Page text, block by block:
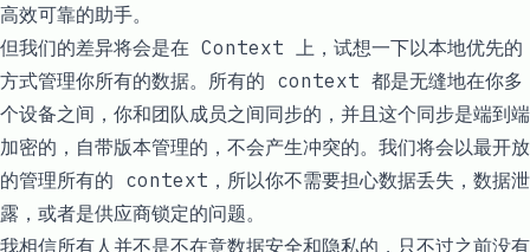
高效可靠的助手。
但我们的差异将会是在 Context 上，试想一下以本地优先的
方式管理你所有的数据。所有的 context 都是无缝地在你多
个设备之间，你和团队成员之间同步的，并且这个同步是端到端
加密的，自带版本管理的，不会产生冲突的。我们将会以最开放
的管理所有的 context，所以你不需要担心数据丢失，数据泄
露，或者是供应商锁定的问题。
我相信所有人并不是不在意数据安全和隐私的，只不过之前没有